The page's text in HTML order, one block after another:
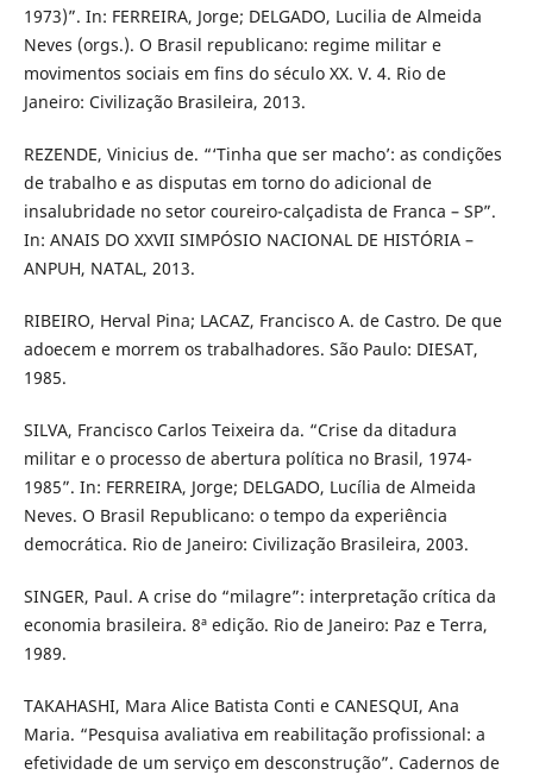
1973)”. In: FERREIRA, Jorge; DELGADO, Lucilia de Almeida
Neves (orgs.). O Brasil republicano: regime militar e
movimentos sociais em fins do século XX. V. 4. Rio de
Janeiro: Civilização Brasileira, 2013.
REZENDE, Vinicius de. “‘Tinha que ser macho’: as condições
de trabalho e as disputas em torno do adicional de
insalubridade no setor coureiro-calçadista de Franca – SP”.
In: ANAIS DO XXVII SIMPÓSIO NACIONAL DE HISTÓRIA –
ANPUH, NATAL, 2013.
RIBEIRO, Herval Pina; LACAZ, Francisco A. de Castro. De que
adoecem e morrem os trabalhadores. São Paulo: DIESAT,
1985.
SILVA, Francisco Carlos Teixeira da. “Crise da ditadura
militar e o processo de abertura política no Brasil, 1974-
1985”. In: FERREIRA, Jorge; DELGADO, Lucília de Almeida
Neves. O Brasil Republicano: o tempo da experiência
democrática. Rio de Janeiro: Civilização Brasileira, 2003.
SINGER, Paul. A crise do “milagre”: interpretação crítica da
economia brasileira. 8ª edição. Rio de Janeiro: Paz e Terra,
1989.
TAKAHASHI, Mara Alice Batista Conti e CANESQUI, Ana
Maria. “Pesquisa avaliativa em reabilitação profissional: a
efetividade de um serviço em desconstrução”. Cadernos de